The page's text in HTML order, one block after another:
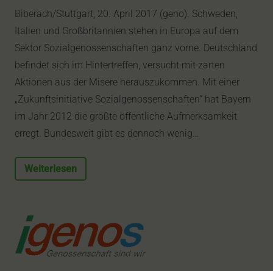
Biberach/Stuttgart, 20. April 2017 (geno). Schweden,
Italien und Großbritannien stehen in Europa auf dem
Sektor Sozialgenossenschaften ganz vorne. Deutschland
befindet sich im Hintertreffen, versucht mit zarten
Aktionen aus der Misere herauszukommen. Mit einer
„Zukunftsinitiative Sozialgenossenschaften“ hat Bayern
im Jahr 2012 die größte öffentliche Aufmerksamkeit
erregt. Bundesweit gibt es dennoch wenig…
Weiterlesen